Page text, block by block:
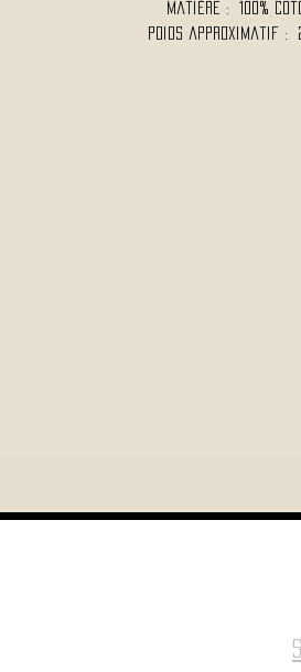
Matière : 100%
Poids approximatif :